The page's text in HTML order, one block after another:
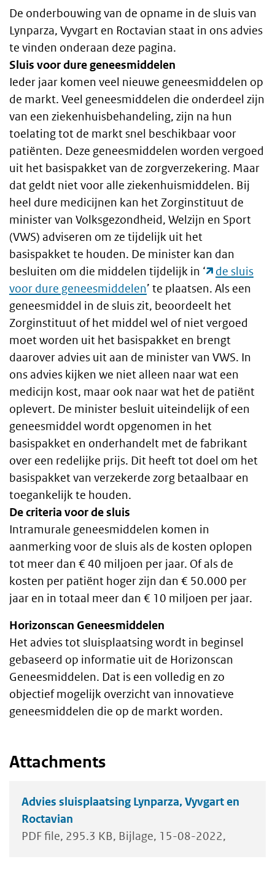
De onderbouwing van de opname in de sluis van
Lynparza, Vyvgart en Roctavian staat in ons advies
te vinden onderaan deze pagina.
Sluis voor dure geneesmiddelen
Ieder jaar komen veel nieuwe geneesmiddelen op
de markt. Veel geneesmiddelen die onderdeel zijn
van een ziekenhuisbehandeling, zijn na hun
toelating tot de markt snel beschikbaar voor
patiënten. Deze geneesmiddelen worden vergoed
uit het basispakket van de zorgverzekering. Maar
dat geldt niet voor alle ziekenhuismiddelen. Bij
heel dure medicijnen kan het Zorginstituut de
minister van Volksgezondheid, Welzijn en Sport
(VWS) adviseren om ze tijdelijk uit het
basispakket te houden. De minister kan dan
besluiten om die middelen tijdelijk in ‘
de sluis
voor dure geneesmiddelen’ te plaatsen. Als een
geneesmiddel in de sluis zit, beoordeelt het
Zorginstituut of het middel wel of niet vergoed
moet worden uit het basispakket en brengt
daarover advies uit aan de minister van VWS. In
ons advies kijken we niet alleen naar wat een
medicijn kost, maar ook naar wat het de patiënt
oplevert. De minister besluit uiteindelijk of een
geneesmiddel wordt opgenomen in het
basispakket en onderhandelt met de fabrikant
over een redelijke prijs. Dit heeft tot doel om het
basispakket van verzekerde zorg betaalbaar en
toegankelijk te houden.
De criteria voor de sluis
Intramurale geneesmiddelen komen in
aanmerking voor de sluis als de kosten oplopen
tot meer dan € 40 miljoen per jaar. Of als de
kosten per patiënt hoger zijn dan € 50.000 per
jaar en in totaal meer dan € 10 miljoen per jaar.
Horizonscan Geneesmiddelen
Het advies tot sluisplaatsing wordt in beginsel
gebaseerd op informatie uit de Horizonscan
Geneesmiddelen. Dat is een volledig en zo
objectief mogelijk overzicht van innovatieve
geneesmiddelen die op de markt worden.
Attachments
Advies sluisplaatsing Lynparza, Vyvgart en
Roctavian
PDF file 295.3 KB Bijlage 15-08-2022